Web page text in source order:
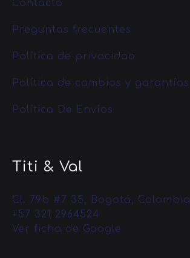
Contacto
Preguntas frecuentes
Política de privacidad
Política de cambios y garantías
Política De Envíos
Titi & Val
Cl. 79b #7 35, Bogotá, Colombia
+57 321 2964524
Ver ficha de Google